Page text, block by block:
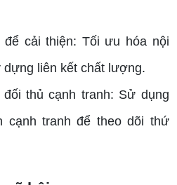
cải thiện: Tối ưu hóa nội
dựng liên kết chất lượng.
thủ cạnh tranh: Sử dụng
cạnh tranh để theo dõi thứ